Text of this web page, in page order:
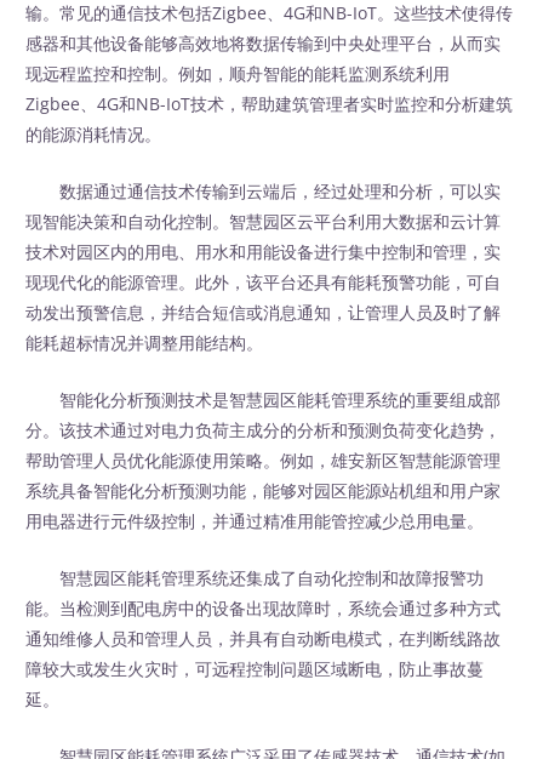
输。常见的通信技术包括Zigbee、4G和NB-IoT。这些技术使得传
感器和其他设备能够高效地将数据传输到中央处理平台，从而实
现远程监控和控制。例如，顺舟智能的能耗监测系统利用
Zigbee、4G和NB-IoT技术，帮助建筑管理者实时监控和分析建筑
的能源消耗情况。
数据通过通信技术传输到云端后，经过处理和分析，可以实
现智能决策和自动化控制。智慧园区云平台利用大数据和云计算
技术对园区内的用电、用水和用能设备进行集中控制和管理，实
现现代化的能源管理。此外，该平台还具有能耗预警功能，可自
动发出预警信息，并结合短信或消息通知，让管理人员及时了解
能耗超标情况并调整用能结构。
智能化分析预测技术是智慧园区能耗管理系统的重要组成部
分。该技术通过对电力负荷主成分的分析和预测负荷变化趋势，
帮助管理人员优化能源使用策略。例如，雄安新区智慧能源管理
系统具备智能化分析预测功能，能够对园区能源站机组和用户家
用电器进行元件级控制，并通过精准用能管控减少总用电量。
智慧园区能耗管理系统还集成了自动化控制和故障报警功
能。当检测到配电房中的设备出现故障时，系统会通过多种方式
通知维修人员和管理人员，并具有自动断电模式，在判断线路故
障较大或发生火灾时，可远程控制问题区域断电，防止事故蔓
延。